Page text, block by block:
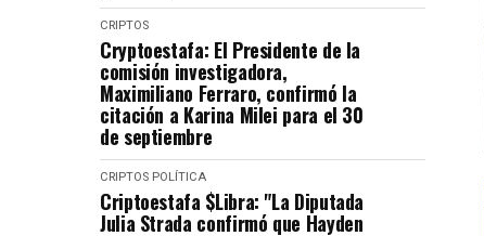
CRIPTOS
Cryptoestafa: El Presidente de la
comisión investigadora,
Maximiliano Ferraro, confirmó la
citación a Karina Milei para el 30
de septiembre
CRIPTOS POLÍTICA
Criptoestafa $Libra: "La Diputada
Julia Strada confirmó que Hayden